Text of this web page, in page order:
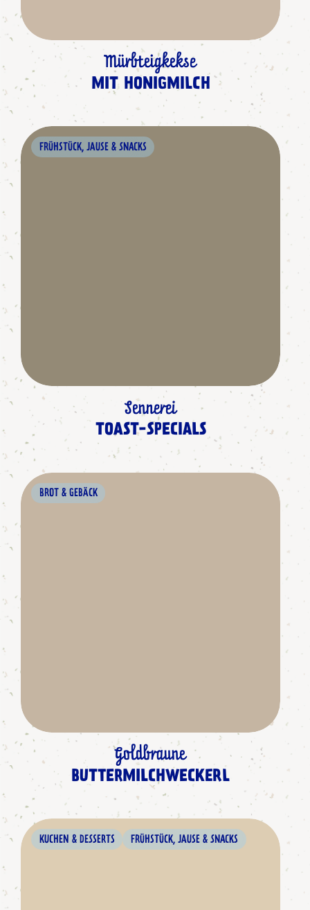
Mürbteigkekse
MIT HONIGMILCH
FRÜHSTÜCK, JAUSE & SNACKS
Sennerei
TOAST-SPECIALS
BROT & GEBÄCK
Goldbraune
BUTTERMILCHWECKERL
KUCHEN & DESSERTS FRÜHSTÜCK, JAUSE & SNACKS